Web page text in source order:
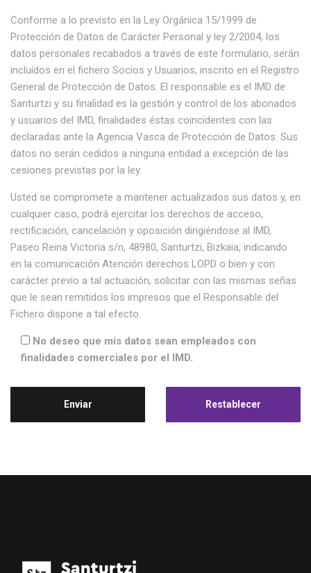
Conforme a lo previsto en la Ley Orgánica 15/1999 de
Protección de Datos de Carácter Personal y ley 2/2004, los
datos personales recabados a través de este formulario, serán
incluídos en el fichero Socios y Usuarios, inscrito en el Registro
General de Protección de Datos. El responsable es el IMD de
Santurtzi y su finalidad es la gestión y control de los abonados
y usuarios del IMD, finalidades éstas coincidentes con las
declaradas ante la Agencia Vasca de Protección de Datos. Sus
datos no serán cedidos a ninguna entidad a excepción de las
cesiones previstas por la ley.
Usted se compromete a mantener actualizados sus datos y, en
cualquier caso, podrá ejercitar los derechos de acceso,
rectificación, cancelación y oposición dirigiéndose al IMD,
Paseo Reina Victoria s/n, 48980, Santurtzi, Bizkaia, indicando
en la comunicación Atención derechos LOPD o bien y con
carácter previo a tal actuación, solicitar con las mismas señas
que le sean remitidos los impresos que el Responsable del
Fichero dispone a tal efecto.
No deseo que mis datos sean empleados con
finalidades comerciales por el IMD.